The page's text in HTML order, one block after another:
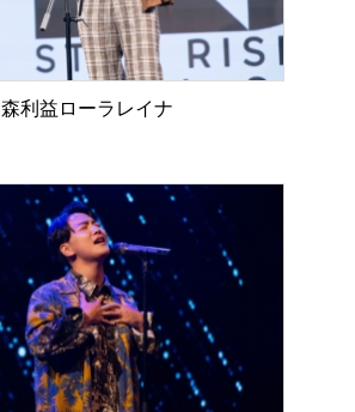
森利益ローラレイナ